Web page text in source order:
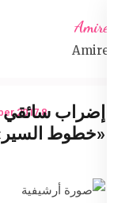
content
Enter)
Amireta
Amireta
8 October 2017
إضراب سائقي
«خطوط